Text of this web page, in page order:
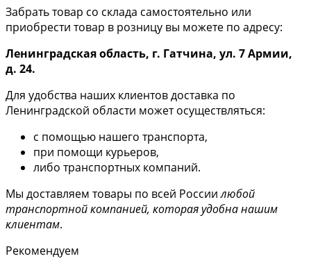
Забрать товар со склада самостоятельно или
приобрести товар в розницу вы можете по адресу:
Ленинградская область, г. Гатчина, ул. 7 Армии,
д. 24.
Для удобства наших клиентов доставка по
Ленинградской области может осуществляться:
с помощью нашего транспорта,
при помощи курьеров,
либо транспортных компаний.
Мы доставляем товары по всей Россиилюбой
транспортной компанией, которая удобна нашим
клиентам.
Рекомендуем